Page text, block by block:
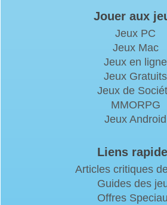
Jouer aux
Jeux PC
Jeux Mac
Jeux en ligne
Jeux Gratuits
Jeux de
MMORPG
Jeux Android
Liens
Articles critiques
Guides des
Offres